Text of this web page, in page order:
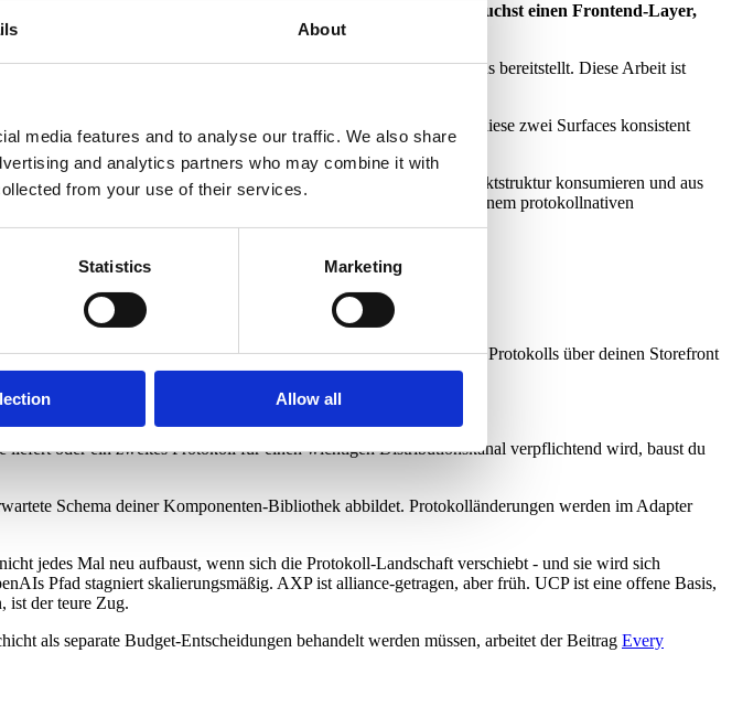
About
media features and to analyse our traffic. We also share
and analytics partners who may combine it with
from your use of their services.
Statistics Marketing
Allow all
lautet:
Du musst nicht auf ein Protokoll wetten. Du brauchst einen Frontend-Layer,
Team kann evaluieren, welche Feeds es in welchem Rhythmus bereitstellt. Diese Arbeit ist
was ein Mensch sieht, der auf deinen Storefront gelangt, wie diese zwei Surfaces konsistent
trägt.
Rich-Experience-Payload oder eine OpenAI-kompatible Produktstruktur konsumieren und aus
auf einemcomposable headless Frontend
aufzubauen, statt auf einem protokollnativen
mehrere Protokoll-Feeds, ein Brand-Output.
Engineering-Kapazität, um das spezifische Datenformat eines Protokolls über deinen Storefront
oder ein zweites Protokoll für einen wichtigen Distributionskanal verpflichtend wird, baust du
Schema deiner Komponenten-Bibliothek abbildet. Protokolländerungen werden im Adapter
jedes Mal neu aufbaust, wenn sich die Protokoll-Landschaft verschiebt - und sie wird sich
Pfad stagniert skalierungsmäßig. AXP ist alliance-getragen, aber früh. UCP ist eine offene Basis,
ist der teure Zug.
als separate Budget-Entscheidungen behandelt werden müssen, arbeitet der Beitrag Every